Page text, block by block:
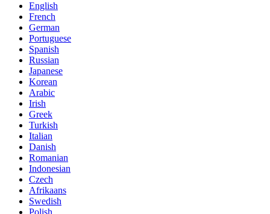
English
French
German
Portuguese
Spanish
Russian
Japanese
Korean
Arabic
Irish
Greek
Turkish
Italian
Danish
Romanian
Indonesian
Czech
Afrikaans
Swedish